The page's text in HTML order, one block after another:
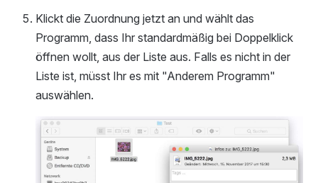
Klickt die Zuordnung jetzt an und wählt das
Programm, dass Ihr standardmäßig bei Doppelklick
öffnen wollt, aus der Liste aus. Falls es nicht in der
Liste ist, müsst Ihr es mit "Anderem Programm"
auswählen.